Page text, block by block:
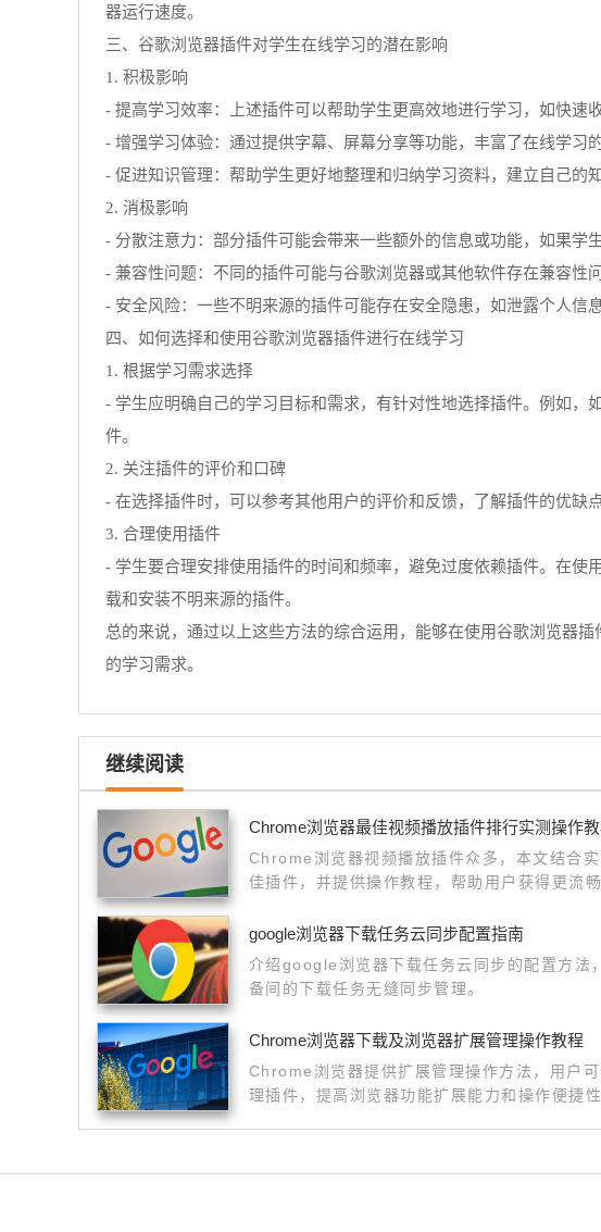
器运行速度。
三、谷歌浏览器插件对学生在线学习的潜在影响
1. 积极影响
- 提高学习效率：上述插件可以帮助学生更高效地进行学习，如快速
- 增强学习体验：通过提供字幕、屏幕分享等功能，丰富了在线学习
- 促进知识管理：帮助学生更好地整理和归纳学习资料，建立自己的
2. 消极影响
- 分散注意力：部分插件可能会带来一些额外的信息或功能，如果学
- 兼容性问题：不同的插件可能与谷歌浏览器或其他软件存在兼容性
- 安全风险：一些不明来源的插件可能存在安全隐患，如泄露个人信
四、如何选择和使用谷歌浏览器插件进行在线学习
1. 根据学习需求选择
- 学生应明确自己的学习目标和需求，有针对性地选择插件。例如
件。
2. 关注插件的评价和口碑
- 在选择插件时，可以参考其他用户的评价和反馈，了解插件的优缺
3. 合理使用插件
- 学生要合理安排使用插件的时间和频率，避免过度依赖插件。在
载和安装不明来源的插件。
总的来说，通过以上这些方法的综合运用，能够在使用谷歌浏览器
的学习需求。
继续阅读
Chrome浏览器最佳视频播放插件排行实测操作
Chrome浏览器视频播放插件众多，本文结合
佳插件，并提供操作教程，帮助用户获得更流畅
google浏览器下载任务云同步配置指南
介绍google浏览器下载任务云同步的配置方法
备间的下载任务无缝同步管理。
Chrome浏览器下载及浏览器扩展管理操作教程
Chrome浏览器提供扩展管理操作方法，用户
理插件，提高浏览器功能扩展能力和操作便捷性